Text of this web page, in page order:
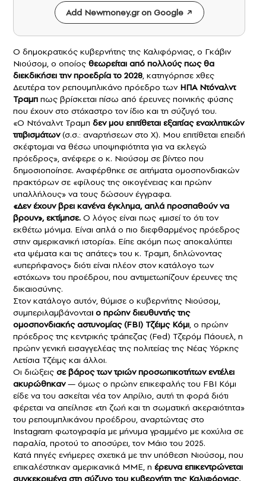
Add Newmoney.gr on Google
Ο δημοκρατικός κυβερνήτης της Καλιφόρνιας, ο Γκάβιν
Νιούσομ, ο οποίος θεωρείται από πολλούς πως θα
διεκδικήσει την προεδρία το 2028, κατηγόρησε χθες
Δευτέρα τον ρεπουμπλικάνο πρόεδρο τωνΗΠΑ Ντόναλντ
Τραμπ πως βρίσκεται πίσω από έρευνες ποινικής φύσης
που έχουν στο στόχαστρο τον ίδιο και τη σύζυγό του.
«Ο Ντόναλντ Τραμπ δεν μου επιτίθεται εξαιτίας ενοχλητικών
τιτιβισμάτων(σ.σ.: αναρτήσεων στο X). Μου επιτίθεται επειδή
σκέφτομαι να θέσω υποψηφιότητα για να εκλεγώ
πρόεδρος», ανέφερε ο κ. Νιούσομ σε βίντεο που
δημοσιοποίησε. Αναφέρθηκε σε αιτήματα ομοσπονδιακών
πρακτόρων σε «φίλους της οικογένειας και πρώην
υπαλλήλους» να τους δώσουν έγγραφα.
«Δεν έχουν βρει κανένα έγκλημα, απλά προσπαθούν να
βρουν», εκτίμησε. Ο λόγος είναι πως «μισεί το ότι τον
εκθέτω μόνιμα. Είναι απλά ο πιο διεφθαρμένος πρόεδρος
στην αμερικανική ιστορία». Είπε ακόμη πως αποκαλύπτει
«τα ψέματα και τις απάτες» του κ. Τραμπ, δηλώνοντας
«υπερήφανος» διότι είναι πλέον στον κατάλογο των
«στόχων» του προέδρου, που αντιμετωπίζουν έρευνες της
δικαιοσύνης.
Στον κατάλογο αυτόν, θύμισε ο κυβερνήτης Νιούσομ,
συμπεριλαμβάνονται ο πρώην διευθυντής της
ομοσπονδιακής αστυνομίας (FBI) Τζέιμς Κόμι, ο πρώην
πρόεδρος της κεντρικής τράπεζας (Fed) Τζερόμ Πάουελ, η
πρώην γενική εισαγγελέας της πολιτείας της Νέας Υόρκης
Λετίσια Τζέιμς και άλλοι.
Οι διώξεις σε βάρος των τριών προσωπικοτήτων εντέλει
ακυρώθηκαν— όμως ο πρώην επικεφαλής του FBI Κόμι
είδε να του ασκείται νέα τον Απρίλιο, αυτή τη φορά διότι
φέρεται να απείλησε «τη ζωή και τη σωματική ακεραιότητα»
του ρεπουμπλικάνου προέδρου, αναρτώντας στο
Instagram φωτογραφία με μήνυμα γραμμένο με κοχύλια σε
παραλία, προτού το αποσύρει, τον Μάιο του 2025.
Κατά πηγές ενήμερες σχετικά με την υπόθεση Νιούσομ, που
επικαλέστηκαν αμερικανικά ΜΜΕ, η έρευνα επικεντρώνεται